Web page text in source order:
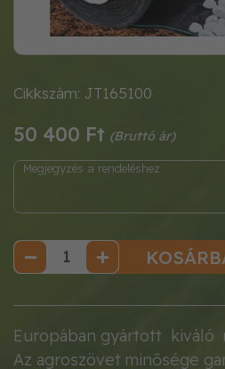
Cikkszám: JT165100
50 400 Ft
Europában gyártott kiváló
Az agroszövet minősége